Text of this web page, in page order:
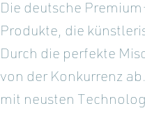
Die deutsche
Produkte, die
Durch die perfekte
von der Konkurrenz
mit neusten